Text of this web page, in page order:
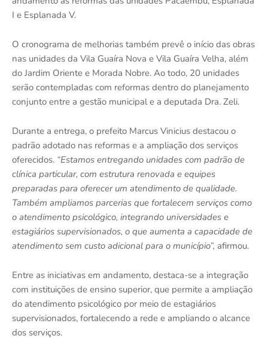
I e Esplanada V.
O cronograma de melhorias também prevê o início das obras
nas unidades da Vila Guaíra Nova e Vila Guaíra Velha, além
do Jardim Oriente e Morada Nobre. Ao todo, 20 unidades
serão contempladas com reformas dentro do planejamento
conjunto entre a gestão municipal e a deputada Dra. Zeli.
Durante a entrega, o prefeito Marcus Vinicius destacou o
padrão adotado nas reformas e a ampliação dos serviços
oferecidos. “Estamos entregando unidades com padrão de
clínica particular, com estrutura renovada e equipes
preparadas para oferecer um atendimento de qualidade.
Também ampliamos parcerias que fortalecem serviços como
o atendimento psicológico, integrando universidades e
estagiários supervisionados, o que aumenta a capacidade de
atendimento sem custo adicional para o município”, afirmou.
Entre as iniciativas em andamento, destaca-se a integração
com instituições de ensino superior, que permite a ampliação
do atendimento psicológico por meio de estagiários
supervisionados, fortalecendo a rede e ampliando o alcance
dos serviços.